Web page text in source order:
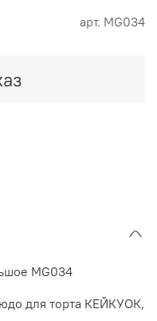
арт. MG034
MG034
для торта КЕЙКУОК,